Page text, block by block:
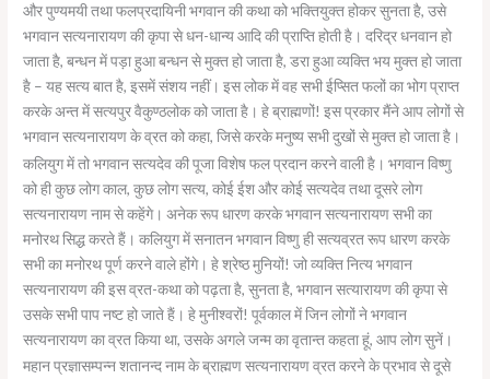
और पुण्यमयी तथा फलप्रदायिनी भगवान की कथा को भक्तियुक्त होकर सुनता है, उसे
भगवान सत्यनारायण की कृपा से धन-धान्य आदि की प्राप्ति होती है। दरिद्र धनवान हो
जाता है, बन्धन में पड़ा हुआ बन्धन से मुक्त हो जाता है, डरा हुआ व्यक्ति भय मुक्त हो जाता
है – यह सत्य बात है, इसमें संशय नहीं। इस लोक में वह सभी ईप्सित फलों का भोग प्राप्त
करके अन्त में सत्यपुर वैकुण्ठलोक को जाता है। हे ब्राह्मणों! इस प्रकार मैंने आप लोगों से
भगवान सत्यनारायण के व्रत को कहा, जिसे करके मनुष्य सभी दुखों से मुक्त हो जाता है।
कलियुग में तो भगवान सत्यदेव की पूजा विशेष फल प्रदान करने वाली है। भगवान विष्णु
को ही कुछ लोग काल, कुछ लोग सत्य, कोई ईश और कोई सत्यदेव तथा दूसरे लोग
सत्यनारायण नाम से कहेंगे। अनेक रूप धारण करके भगवान सत्यनारायण सभी का
मनोरथ सिद्ध करते हैं। कलियुग में सनातन भगवान विष्णु ही सत्यव्रत रूप धारण करके
सभी का मनोरथ पूर्ण करने वाले होंगे। हे श्रेष्ठ मुनियों! जो व्यक्ति नित्य भगवान
सत्यनारायण की इस व्रत-कथा को पढ़ता है, सुनता है, भगवान सत्यारायण की कृपा से
उसके सभी पाप नष्ट हो जाते हैं। हे मुनीश्वरों! पूर्वकाल में जिन लोगों ने भगवान
सत्यनारायण का व्रत किया था, उसके अगले जन्म का वृतान्त कहता हूं, आप लोग सुनें।
महान प्रज्ञासम्पन्न शतानन्द नाम के ब्राह्मण सत्यनारायण व्रत करने के प्रभाव से दूसे